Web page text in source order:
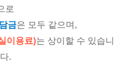
로
금은 모두 같으며,
이용료)는 상이할 수 있습니
다.